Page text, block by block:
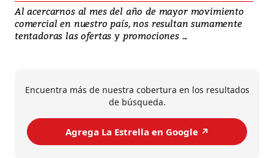
Al acercarnos al mes del año de mayor movimiento
comercial en nuestro país, nos resultan sumamente
tentadoras las ofertas y promociones ...
Encuentra más de nuestra cobertura en los resultados
de búsqueda.
Agrega La Estrella en Google ↗️